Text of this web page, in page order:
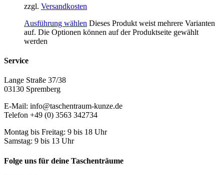
zzgl. Versandkosten
Ausführung wählen Dieses Produkt weist mehrere Varianten
auf. Die Optionen können auf der Produktseite gewählt
werden
Service
Lange Straße 37/38
03130 Spremberg
E-Mail: info@taschentraum-kunze.de
Telefon +49 (0) 3563 342734
Montag bis Freitag: 9 bis 18 Uhr
Samstag: 9 bis 13 Uhr
Folge uns für deine Taschenträume